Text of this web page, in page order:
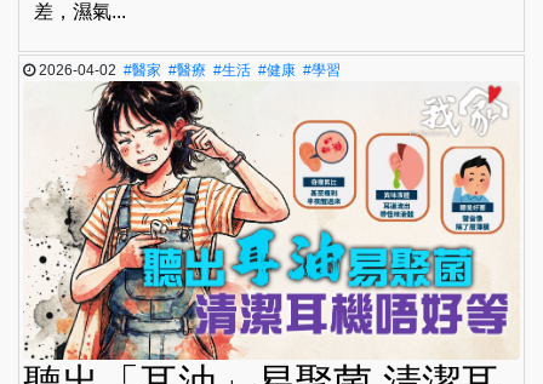
差，濕氣...
2026-04-02#醫家 #醫療 #生活 #健康 #學習